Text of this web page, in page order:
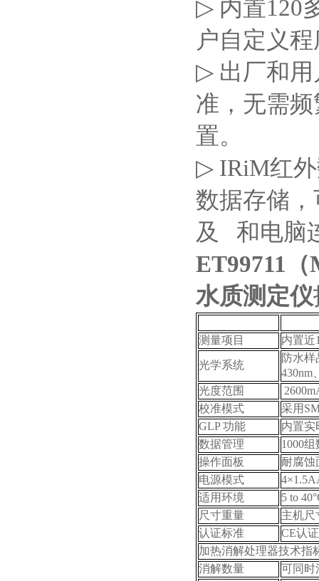
▷ 内置120
户自定义
▷ 出厂和
准，无需
置。
▷ IRiM红
数据存储
及
和电脑
ET99711（
水质测定仪
测量项目
内置近
光学系统
防水样
430nm
光度范围
校准模式
采用
GLP功能
内置实
数据管理
1000组
操作面板
耐腐蚀
电源模式
适用环境
5 to
尺寸重量
主机尺
认证标准
CE认证
加热消解处理器技术指
消解数量
可同时